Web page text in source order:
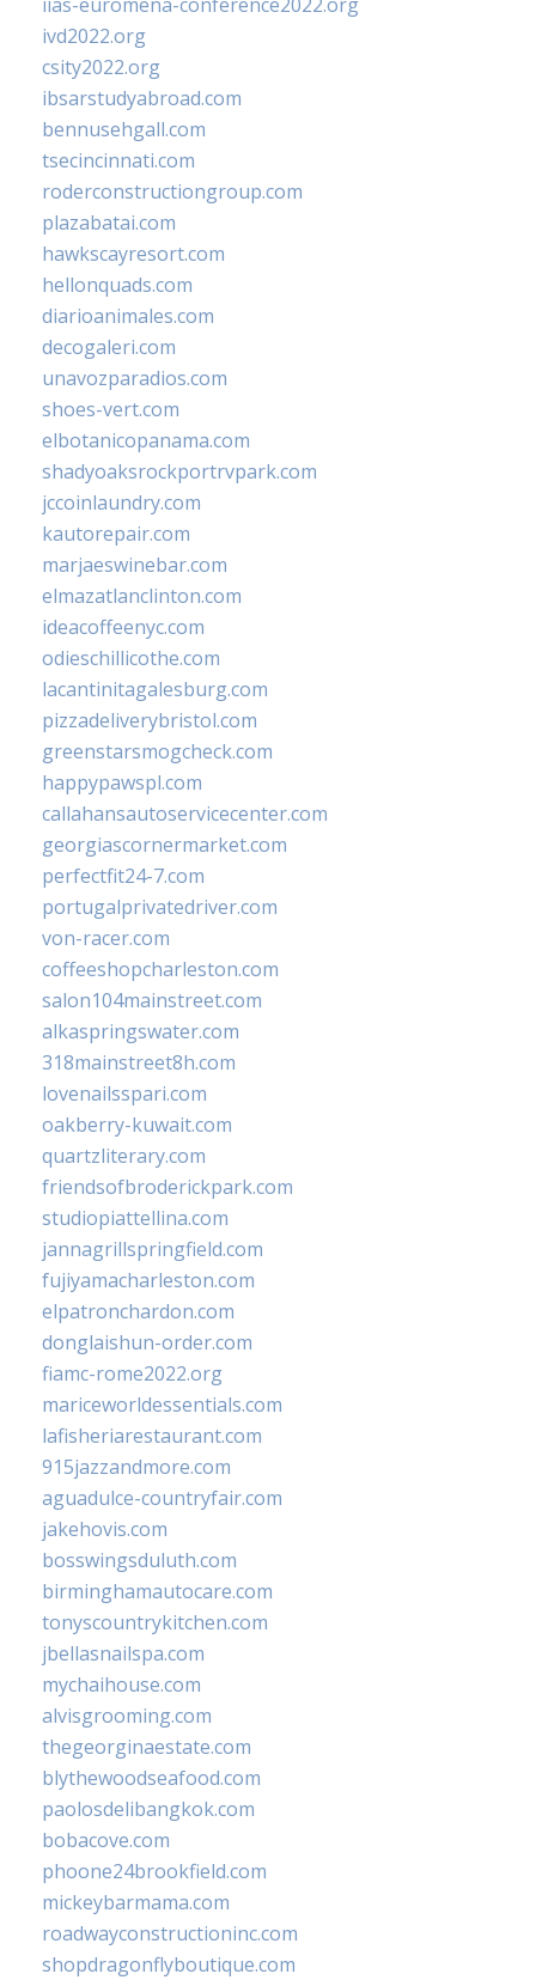
ivd2022.org
csity2022.org
ibsarstudyabroad.com
bennusehgall.com
tsecincinnati.com
roderconstructiongroup.com
plazabatai.com
hawkscayresort.com
hellonquads.com
diarioanimales.com
decogaleri.com
unavozparadios.com
shoes-vert.com
elbotanicopanama.com
shadyoaksrockportrvpark.com
jccoinlaundry.com
kautorepair.com
marjaeswinebar.com
elmazatlanclinton.com
ideacoffeenyc.com
odieschillicothe.com
lacantinitagalesburg.com
pizzadeliverybristol.com
greenstarsmogcheck.com
happypawspl.com
callahansautoservicecenter.com
georgiascornermarket.com
perfectfit24-7.com
portugalprivatedriver.com
von-racer.com
coffeeshopcharleston.com
salon104mainstreet.com
alkaspringswater.com
318mainstreet8h.com
lovenailsspari.com
oakberry-kuwait.com
quartzliterary.com
friendsofbroderickpark.com
studiopiattellina.com
jannagrillspringfield.com
fujiyamacharleston.com
elpatronchardon.com
donglaishun-order.com
fiamc-rome2022.org
mariceworldessentials.com
lafisheriarestaurant.com
915jazzandmore.com
aguadulce-countryfair.com
jakehovis.com
bosswingsduluth.com
birminghamautocare.com
tonyscountrykitchen.com
jbellasnailspa.com
mychaihouse.com
alvisgrooming.com
thegeorginaestate.com
blythewoodseafood.com
paolosdelibangkok.com
bobacove.com
phoone24brookfield.com
mickeybarmama.com
roadwayconstructioninc.com
shopdragonflyboutique.com